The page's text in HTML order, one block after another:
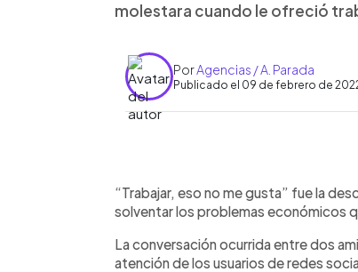
molestara cuando le ofreció
PorAgencias / A. Parada
Publicado el 09 de febrero de
Escuchar artículo
“Trabajar, eso no me gusta” fue la
solventar los problemas económicos
La conversación ocurrida entre dos
atención de los usuarios de redes